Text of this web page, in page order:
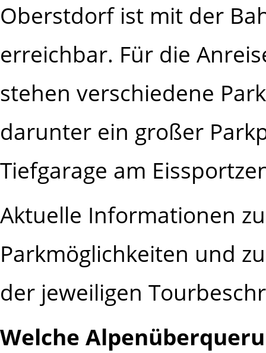
Oberstdorf ist mit der
erreichbar. Für die
stehen verschiedene
darunter ein großer
Tiefgarage am
Aktuelle Informationen
Parkmöglichkeiten und
der jeweiligen
Welche